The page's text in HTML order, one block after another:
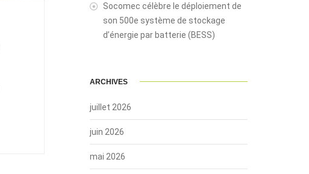
Socomec célèbre le déploiement de
son 500e système de stockage
d’énergie par batterie (BESS)
ARCHIVES
juillet 2026
juin 2026
mai 2026